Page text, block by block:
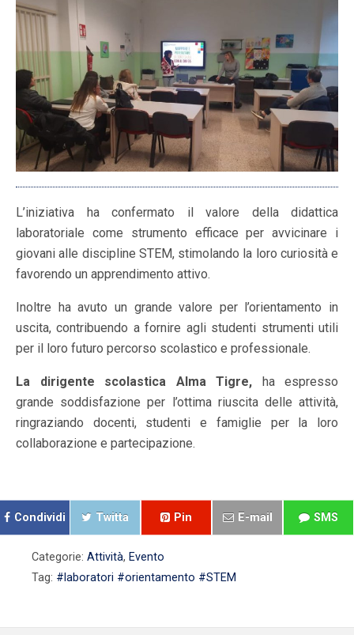
L’iniziativa ha confermato il valore della didattica
laboratoriale come strumento efficace per avvicinare i
giovani alle discipline STEM, stimolando la loro curiosità e
favorendo un apprendimento attivo.
Inoltre ha avuto un grande valore per l’orientamento in
uscita, contribuendo a fornire agli studenti strumenti utili
per il loro futuro percorso scolastico e professionale.
La dirigente scolastica Alma Tigre, ha espresso
grande soddisfazione per l’ottima riuscita delle attività,
ringraziando docenti, studenti e famiglie per la loro
collaborazione e partecipazione.
Condividi Twitta Pin E-mail SMS
Categorie: Attività, Evento
Tag: #laboratori #orientamento #STEM